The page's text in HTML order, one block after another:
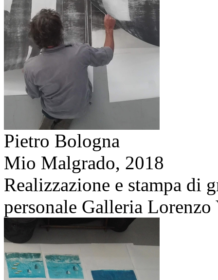
Pietro Bologna
Mio Malgrado, 2018
Realizzazione e stampa di
personale Galleria